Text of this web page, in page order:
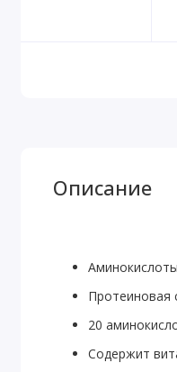
Описание
Аминокислоты
Протеиновая
20
Содержит